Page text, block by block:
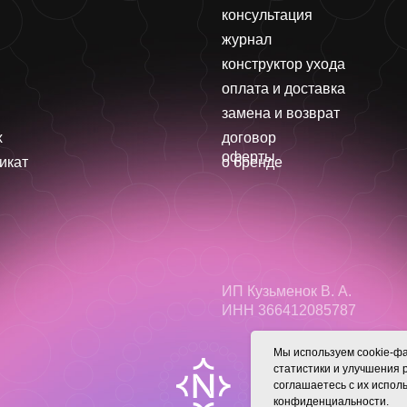
Мы используем cookie-
статистики и
соглашаетесь с их
конфиденциальности.
консультация
журнал
конструктор ухода
оплата и доставка
замена и возврат
договор
оферты
о бренде
ИП Кузьменок В. А.
ИНН 366412085787